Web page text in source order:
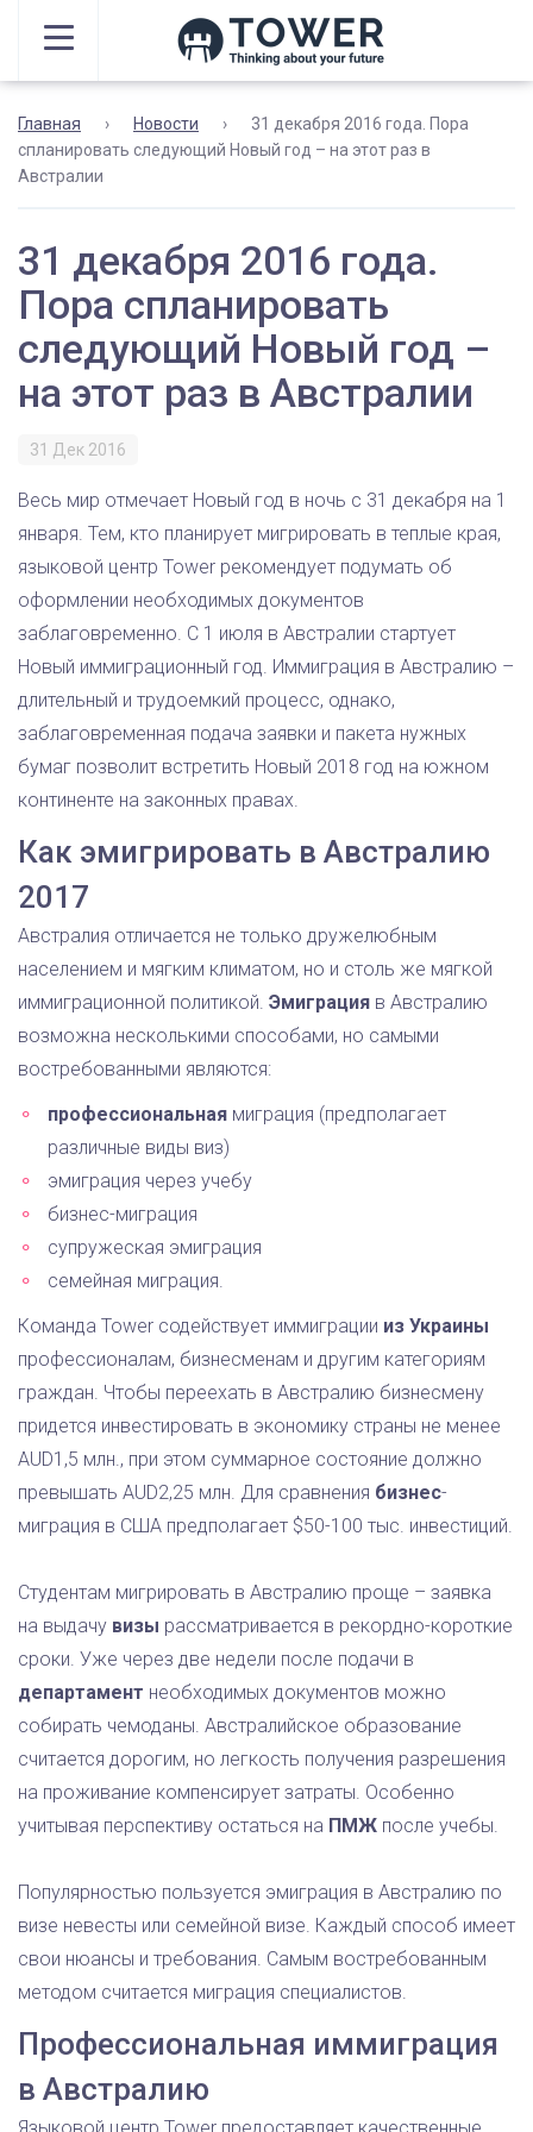
Главная › Новости ›
31 декабря 2016 года. Пора
спланировать следующий Новый год – на этот раз в
Австралии
31 декабря 2016 года.
Пора спланировать
следующий Новый год –
на этот раз в Австралии
31 Дек 2016
Весь мир отмечает Новый год в ночь с 31 декабря на 1
января. Тем, кто планирует мигрировать в теплые края,
языковой центр Tower рекомендует подумать об
оформлении необходимых документов
заблаговременно. С 1 июля в Австралии стартует
Новый иммиграционный год. Иммиграция в Австралию –
длительный и трудоемкий процесс, однако,
заблаговременная подача заявки и пакета нужных
бумаг позволит встретить Новый 2018 год на южном
континенте на законных правах.
Как эмигрировать в Австралию
2017
Австралия отличается не только дружелюбным
населением и мягким климатом, но и столь же мягкой
иммиграционной политикой. Эмиграция в Австралию
возможна несколькими способами, но самыми
востребованными являются:
профессиональная миграция (предполагает
различные виды виз)
эмиграция через учебу
бизнес-миграция
супружеская эмиграция
семейная миграция.
Команда Tower содействует иммиграции из Украины
профессионалам, бизнесменам и другим категориям
граждан. Чтобы переехать в Австралию бизнесмену
придется инвестировать в экономику страны не менее
AUD1,5 млн., при этом суммарное состояние должно
превышать AUD2,25 млн. Для сравнения бизнес-
миграция в США предполагает $50-100 тыс. инвестиций.
Студентам мигрировать в Австралию проще – заявка
на выдачу визы рассматривается в рекордно-короткие
сроки. Уже через две недели после подачи в
департамент необходимых документов можно
собирать чемоданы. Австралийское образование
считается дорогим, но легкость получения разрешения
на проживание компенсирует затраты. Особенно
учитывая перспективу остаться на ПМЖ после учебы.
Популярностью пользуется эмиграция в Австралию по
визе невесты или семейной визе. Каждый способ имеет
свои нюансы и требования. Самым востребованным
методом считается миграция специалистов.
Профессиональная иммиграция
в Австралию